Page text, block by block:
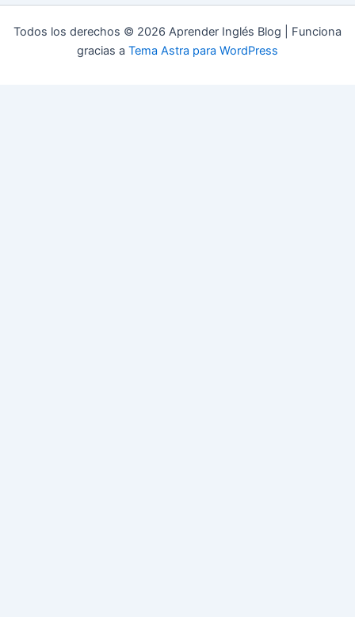
Todos los derechos © 2026 Aprender Inglés Blog | Funciona
gracias a Tema Astra para WordPress